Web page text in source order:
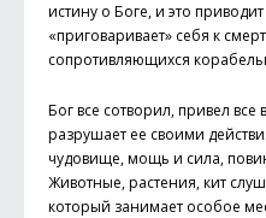
истину о Боге, и это
«приговаривает» себя к
сопротивляющихся
Бог все сотворил, привел
разрушает ее своими
чудовище, мощь и сила,
Животные, растения, кит
который занимает особое